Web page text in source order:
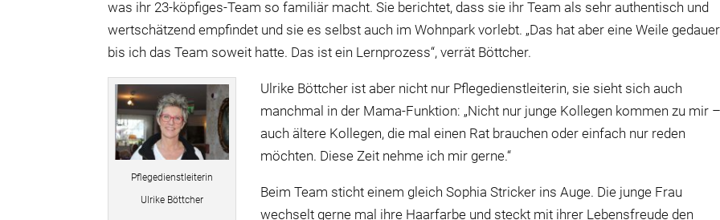
was ihr 23-köpfiges-Team so familiär macht. Sie berichtet, dass sie ihr Team als sehr authentisch und
wertschätzend empfindet und sie es selbst auch im Wohnpark vorlebt. „Das hat aber eine Weile
bis ich das Team soweit hatte. Das ist ein Lernprozess“, verrät Böttcher.
Pflegedienstleiterin
Ulrike Böttcher
Ulrike Böttcher ist aber nicht nur Pflegedienstleiterin, sie sieht sich auch
manchmal in der Mama-Funktion: „Nicht nur junge Kollegen kommen zu mir
auch ältere Kollegen, die mal einen Rat brauchen oder einfach nur reden
möchten. Diese Zeit nehme ich mir gerne.“
Beim Team sticht einem gleich Sophia Stricker ins Auge. Die junge Frau
wechselt gerne mal ihre Haarfarbe und steckt mit ihrer Lebensfreude den